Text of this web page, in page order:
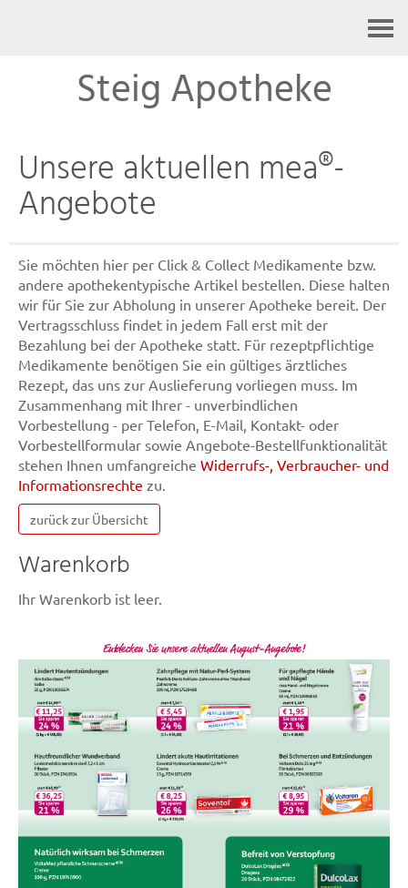
Steig Apotheke
Unsere aktuellen mea®-
Angebote
Sie möchten hier per Click & Collect Medikamente bzw.
andere apothekentypische Artikel bestellen. Diese halten
wir für Sie zur Abholung in unserer Apotheke bereit. Der
Vertragsschluss findet in jedem Fall erst mit der
Bezahlung bei der Apotheke statt. Für rezeptpflichtige
Medikamente benötigen Sie ein gültiges ärztliches
Rezept, das uns zur Auslieferung vorliegen muss. Im
Zusammenhang mit Ihrer - unverbindlichen
Vorbestellung - per Telefon, E-Mail, Kontakt- oder
Vorbestellformular sowie Angebote-Bestellfunktionalität
stehen Ihnen umfangreiche Widerrufs-, Verbraucher- und
Informationsrechte zu.
zurück zur Übersicht
Warenkorb
Ihr Warenkorb ist leer.